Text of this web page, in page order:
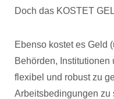
Doch das KOSTET
Ebenso kostet es Geld
Behörden,
flexibel und robust zu
Arbeitsbedingungen zu